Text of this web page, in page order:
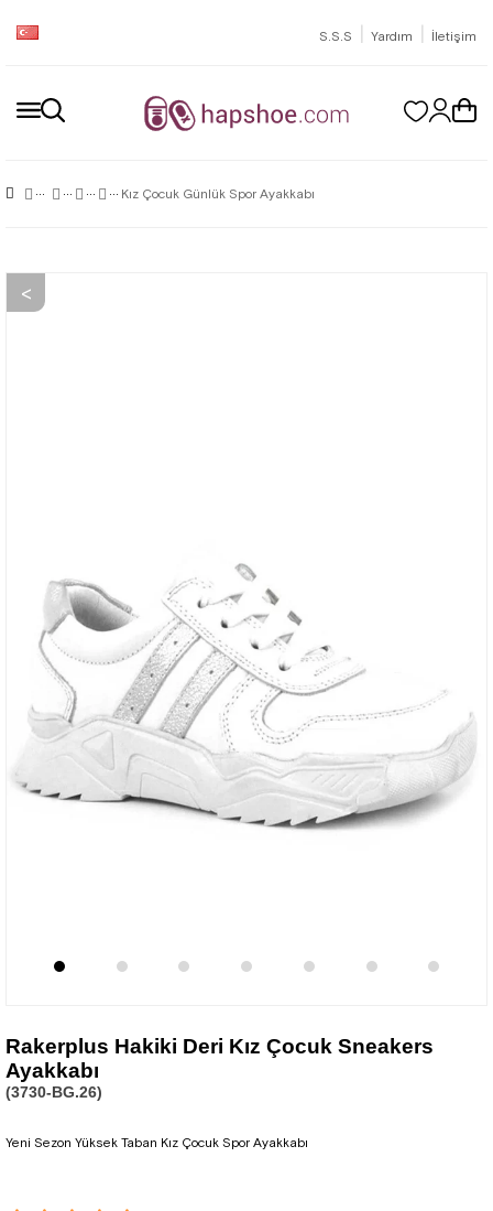
S.S.S | Yardım | İletişim
Kız Çocuk Günlük Spor Ayakkabı
Rakerplus Hakiki Deri Kız Çocuk Sneakers
Ayakkabı
(3730-BG.26)
Yeni Sezon Yüksek Taban Kız Çocuk Spor Ayakkabı